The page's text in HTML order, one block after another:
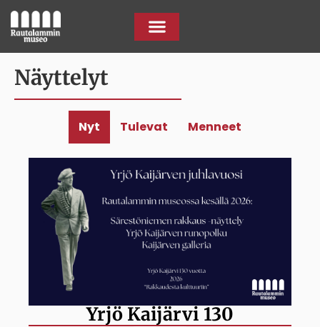
Näyttelyt
Nyt Tulevat Menneet
Yrjö Kaijärvi 130